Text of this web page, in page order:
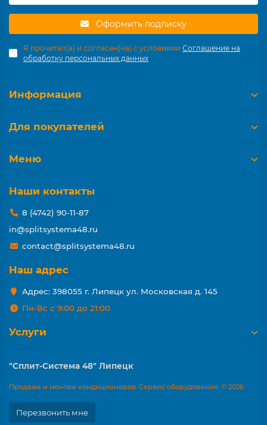
Оформить подписку
Я прочитал(а) и согласен(на) с условиями Соглашение на
обработку персональных данных
Информация
Для покупателей
Меню
Наши контакты
8 (4742) 90-11-87
in@splitsystema48.ru
contact@splitsystema48.ru
Наш адрес
Адрес: 398055 г. Липецк ул. Московская д. 145
Пн-Вс с 9:00 до 21:00
Услуги
"Сплит-Система 48" Липецк
Продажа и монтаж кондиционеров. Сервис оборудования. © 2026
Перезвонить мне